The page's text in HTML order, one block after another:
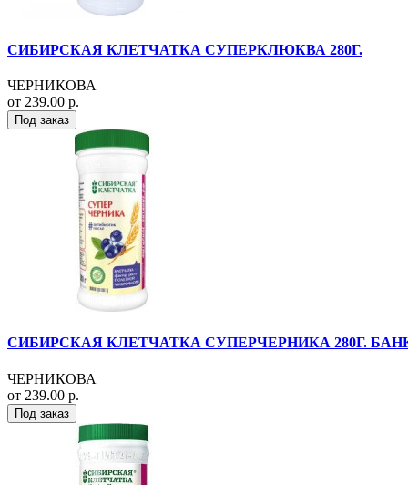
СИБИРСКАЯ КЛЕТЧАТКА СУПЕРКЛЮКВА 280Г.
ЧЕРНИКОВА
от 239.00 р.
Под заказ
СИБИРСКАЯ КЛЕТЧАТКА СУПЕРЧЕРНИКА 280Г.
ЧЕРНИКОВА
от 239.00 р.
Под заказ